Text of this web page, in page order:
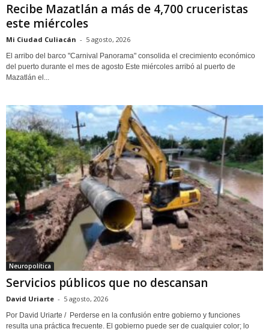
Recibe Mazatlán a más de 4,700 cruceristas
este miércoles
Mi Ciudad Culiacán - 5 agosto, 2026
El arribo del barco "Carnival Panorama" consolida el crecimiento económico
del puerto durante el mes de agosto Este miércoles arribó al puerto de
Mazatlán el...
Neuropolítica
Servicios públicos que no descansan
David Uriarte - 5 agosto, 2026
Por David Uriarte / Perderse en la confusión entre gobierno y funciones
resulta una práctica frecuente. El gobierno puede ser de cualquier color; lo